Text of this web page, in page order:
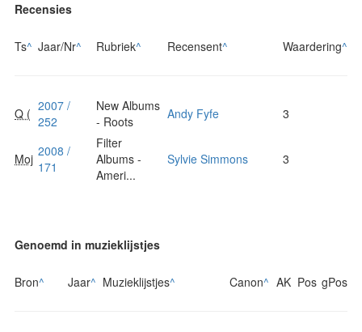
Recensies
Ts^ Jaar/Nr^ Rubriek^ Recensent^ Waardering^
Q ( 2007 /
252
New Albums
- Roots
Andy Fyfe 3
Moj 2008 /
171
Filter
Albums -
Ameri...
Sylvie Simmons 3
Genoemd in muzieklijstjes
Bron^ Jaar^ Muzieklijstjes^ Canon^ AK Pos gPos